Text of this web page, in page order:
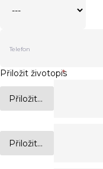
Přiložit životopis
*
Přiložit...
Přiložit...